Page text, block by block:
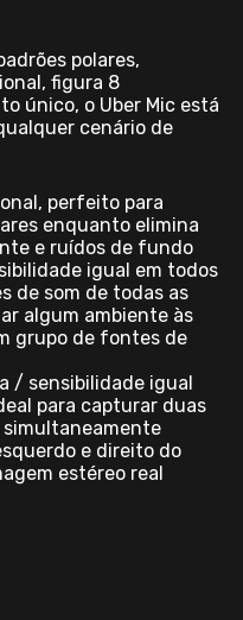
polares,
figura 8
único, o Uber Mic está
cenário de
perfeito para
enquanto elimina
e ruídos de fundo
igual em todos
de som de todas as
algum ambiente às
grupo de fontes de
/ sensibilidade igual
para capturar duas
e direito do
estéreo real